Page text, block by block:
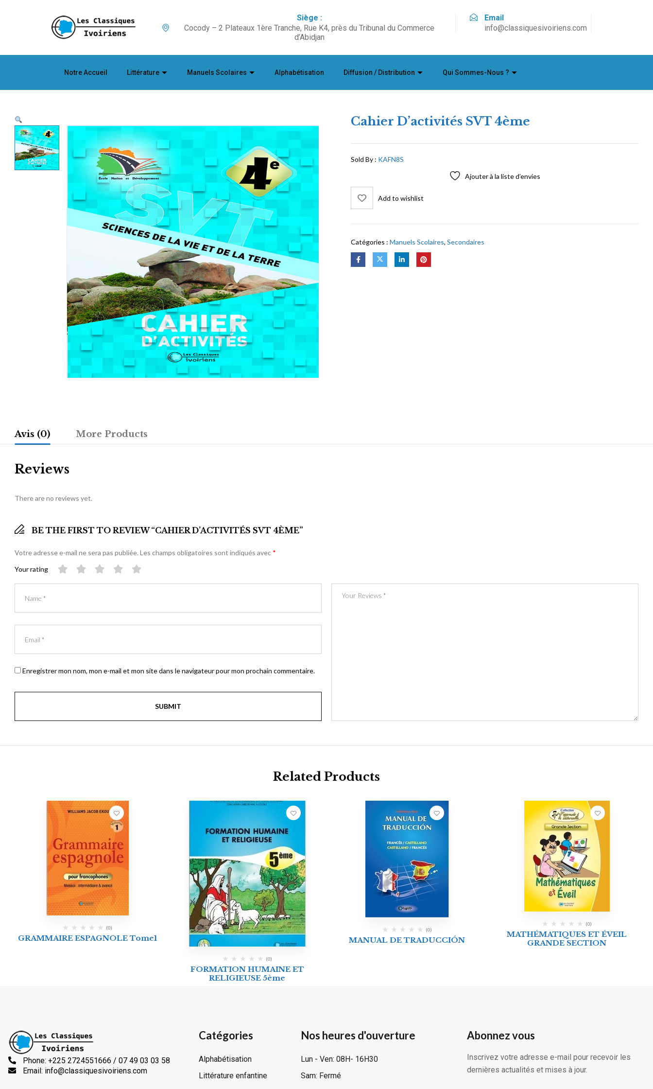
Siège :
Cocody – 2 Plateaux 1ère Tranche, Rue K4, près du Tribunal du Commerce
d’Abidjan
Email
info@classiquesivoiriens.com
Notre Accueil Littérature Manuels Scolaires Alphabétisation Diffusion / Distribution Qui Sommes-Nous ?
Cahier D’activités SVT 4ème
Sold By : KAFN8S
Ajouter à la liste d’envies
Add to wishlist
Catégories : Manuels Scolaires, Secondaires
Avis (0) More Products
Reviews
There are no reviews yet.
BE THE FIRST TO REVIEW “CAHIER D’ACTIVITÉS SVT 4ÈME”
Votre adresse e-mail ne sera pas publiée.Les champs obligatoires sont indiqués avec *
Your rating
Enregistrer mon nom, mon e-mail et mon site dans le navigateur pour mon prochain commentaire.
Related Products
(0)
GRAMMAIRE ESPAGNOLE Tome1
(0)
FORMATION HUMAINE ET
RELIGIEUSE 5ème
(0)
MANUAL DE TRADUCCIÓN
(0)
MATHÉMATIQUES ET ÉVEIL
GRANDE SECTION
Phone: +225 2724551666 / 07 49 03 03 58
Email: info@classiquesivoiriens.com
Catégories
Alphabétisation
Littérature enfantine
Nos heures d'ouverture
Lun - Ven: 08H- 16H30
Sam: Fermé
Abonnez vous
Inscrivez votre adresse e-mail pour recevoir les
dernières actualités et mises à jour.